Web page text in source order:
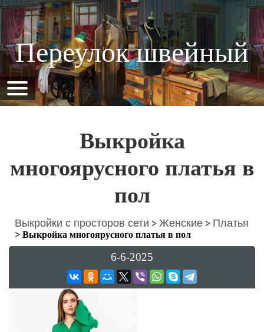
Переулок швейный
Выкройка
многоярусного платья в
пол
Выкройки с просторов сети > Женские > Платья
> Выкройка многоярусного платья в пол
6-6-2025